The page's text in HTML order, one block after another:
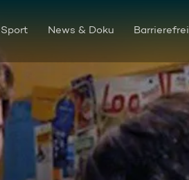
Sport News & Doku Barrierefrei